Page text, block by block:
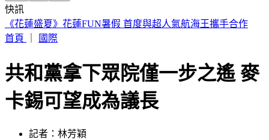
快訊
aespa明登大巨蛋開唱現身機場 KARINA遭粉絲包圍
首頁
國際
共和黨拿下眾院僅一步之遙 麥
卡錫可望成為議長
記者：林芳穎